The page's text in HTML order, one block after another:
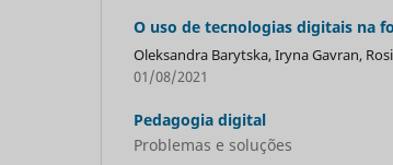
O uso de tecnologias digitais na
Oleksandra Barytska, Iryna Gavran,
01/08/2021
Pedagogia digital
Problemas e soluções